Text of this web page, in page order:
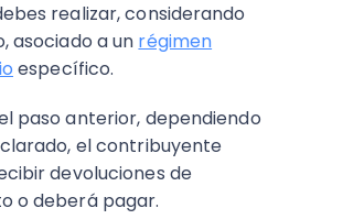
realizar, considerando
asociado a un régimen
específico.
paso anterior, dependiendo
el contribuyente
devoluciones de
o deberá pagar.